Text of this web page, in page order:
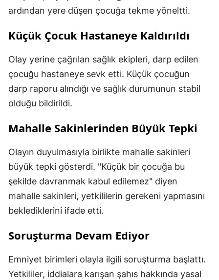
ardından yere düşen çocuğa tekme yöneltti.
Küçük Çocuk Hastaneye Kaldırıldı
Olay yerine çağrılan sağlık ekipleri, darp edilen
çocuğu hastaneye sevk etti. Küçük çocuğun
darp raporu alındığı ve sağlık durumunun stabil
olduğu bildirildi.
Mahalle Sakinlerinden Büyük Tepki
Olayın duyulmasıyla birlikte mahalle sakinleri
büyük tepki gösterdi. "Küçük bir çocuğa bu
şekilde davranmak kabul edilemez" diyen
mahalle sakinleri, yetkililerin gerekeni yapmasını
beklediklerini ifade etti.
Soruşturma Devam Ediyor
Emniyet birimleri olayla ilgili soruşturma başlattı.
Yetkililer, iddialara karışan şahıs hakkında yasal